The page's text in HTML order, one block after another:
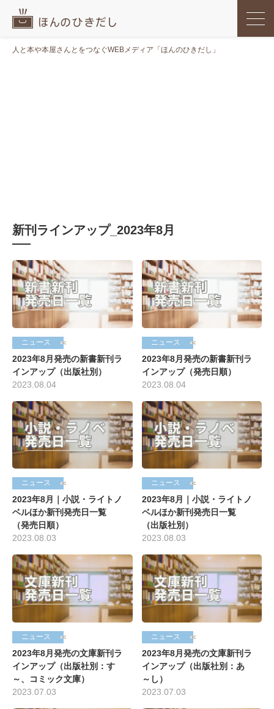
人と本や本屋さんとをつなぐWEBメディア「ほんのひきだし」
新刊ラインアップ_2023年8月
ニュース
2023年8月発売の新書新刊ラ
インアップ（出版社別）
2023.08.04
ニュース
2023年8月発売の新書新刊ラ
インアップ（発売日順）
2023.08.04
ニュース
2023年8月｜小説・ライトノ
ベルほか新刊発売日一覧
（発売日順）
2023.08.03
ニュース
2023年8月｜小説・ライトノ
ベルほか新刊発売日一覧
（出版社別）
2023.08.03
ニュース
2023年8月発売の文庫新刊ラ
インアップ（出版社別：す
～、コミック文庫）
2023.07.03
ニュース
2023年8月発売の文庫新刊ラ
インアップ（出版社別：あ
～し）
2023.07.03